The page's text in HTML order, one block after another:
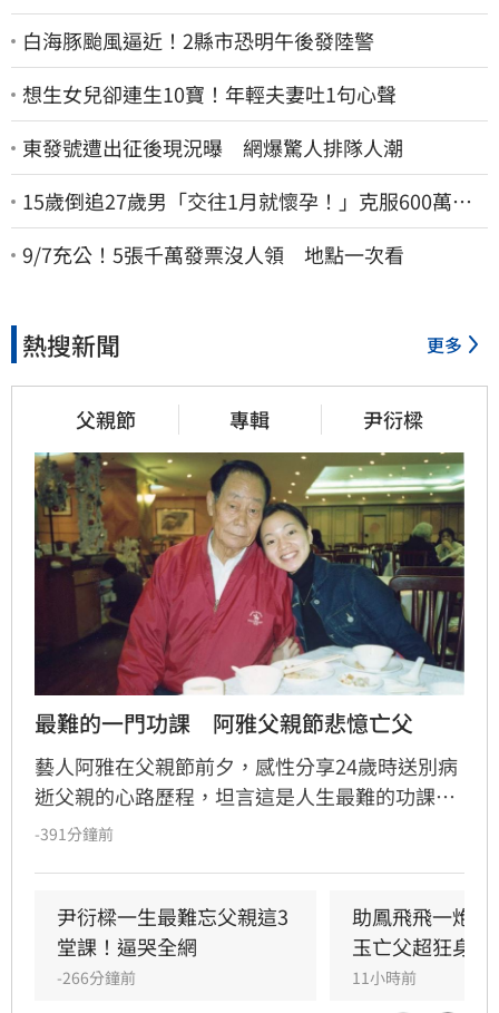
白海豚颱風逼近！2縣市恐明午後發陸警
想生女兒卻連生10寶！年輕夫妻吐1句心聲
東發號遭出征後現況曝 網爆驚人排隊人潮
15歲倒追27歲男「交往1月就懷孕！」克服600萬債
務 36歲美魔女當阿嬤了
9/7充公！5張千萬發票沒人領 地點一次看
熱搜新聞 更多
父親節 專輯 尹衍樑
最難的一門功課　阿雅父親節悲憶亡父
藝人阿雅在父親節前夕，感性分享24歲時送別病
逝父親的心路歷程，坦言這是人生最難的功課。
她回憶當時強忍悲傷，在父親耳邊承諾會照顧好
握與家人相處的每一刻，別讓遺憾留到最後。這
段真摯告白引發眾多網友共鳴，紛紛留言表達對
家人的愛與感恩，提醒大家及時行孝，讓愛不再
-391分鐘前
尹衍樑一生最難忘父親這3
堂課！逼哭全網
-266分鐘前
助鳳飛飛一炮
玉亡父超狂身分
11小時前